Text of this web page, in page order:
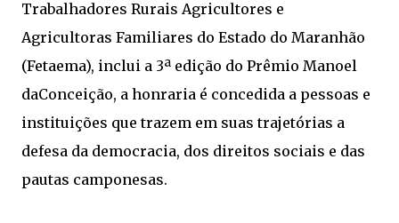
Trabalhadores Rurais Agricultores e
Agricultoras Familiares do Estado do Maranhão
(Fetaema), inclui a 3ª edição do Prêmio Manoel
daConceição, a honraria é concedida a pessoas e
instituições que trazem em suas trajetórias a
defesa da democracia, dos direitos sociais e das
pautas camponesas.